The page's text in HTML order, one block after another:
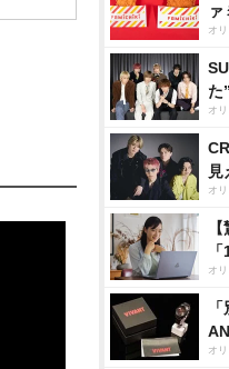
オ
た
オ
見
オ
オ
オ